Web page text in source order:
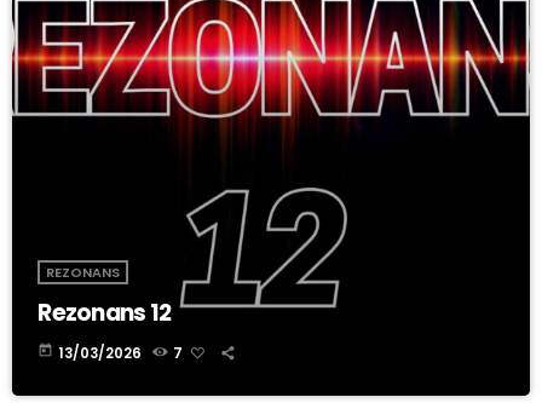
REZONANS
Rezonans 12
today 13/03/2026 7